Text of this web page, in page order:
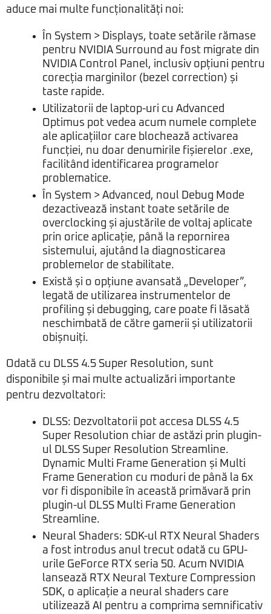
aduce mai multe funcționalități noi:
În System > Displays, toate setările rămase
pentru NVIDIA Surround au fost migrate din
NVIDIA Control Panel, inclusiv opțiuni pentru
corecția marginilor (bezel correction) și
taste rapide.
Utilizatorii de laptop-uri cu Advanced
Optimus pot vedea acum numele complete
ale aplicațiilor care blochează activarea
funcției, nu doar denumirile fișierelor .exe,
facilitând identificarea programelor
problematice.
În System > Advanced, noul Debug Mode
dezactivează instant toate setările de
overclocking și ajustările de voltaj aplicate
prin orice aplicație, până la repornirea
sistemului, ajutând la diagnosticarea
problemelor de stabilitate.
Există și o opțiune avansată „Developer”,
legată de utilizarea instrumentelor de
profiling și debugging, care poate fi lăsată
neschimbată de către gamerii și utilizatorii
obișnuiți.
Odată cu DLSS 4.5 Super Resolution, sunt
disponibile și mai multe actualizări importante
pentru dezvoltatori:
DLSS: Dezvoltatorii pot accesa DLSS 4.5
Super Resolution chiar de astăzi prin plugin-
ul DLSS Super Resolution Streamline.
Dynamic Multi Frame Generation și Multi
Frame Generation cu moduri de până la 6x
vor fi disponibile în această primăvară prin
plugin-ul DLSS Multi Frame Generation
Streamline.
Neural Shaders: SDK-ul RTX Neural Shaders
a fost introdus anul trecut odată cu GPU-
urile GeForce RTX seria 50. Acum NVIDIA
lansează RTX Neural Texture Compression
SDK, o aplicație a neural shaders care
utilizează AI pentru a comprima semnificativ